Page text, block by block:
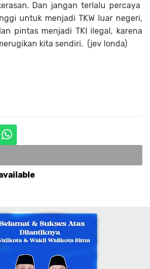
Dan jangan terlalu percaya
untuk menjadi TKW luar negeri,
pintas menjadi TKI ilegal, karena
kita sendiri. (jev londa)